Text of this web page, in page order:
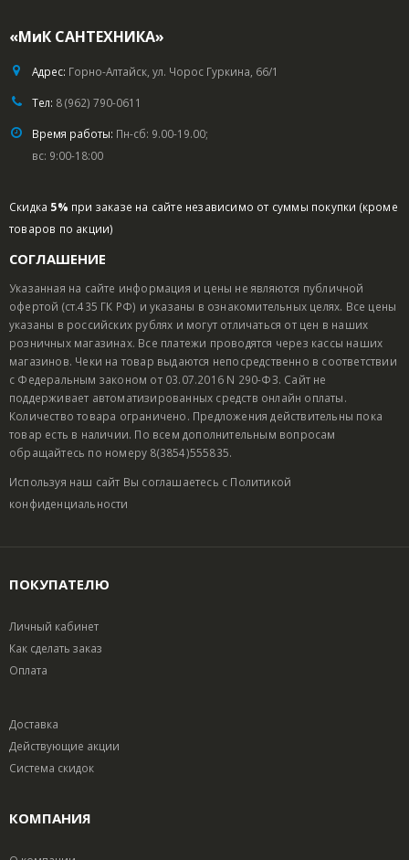
«МиК САНТЕХНИКА»
Адрес: Горно-Алтайск, ул. Чорос Гуркина, 66/1
Тел: 8 (962) 790-0611
Время работы: Пн-сб: 9.00-19.00;
вс: 9:00-18:00
Скидка 5% при заказе на сайте независимо от суммы покупки (кроме
товаров по акции)
СОГЛАШЕНИЕ
Указанная на сайте информация и цены не являются публичной
офертой (ст.435 ГК РФ) и указаны в ознакомительных целях. Все цены
указаны в российских рублях и могут отличаться от цен в наших
розничных магазинах. Все платежи проводятся через кассы наших
магазинов. Чеки на товар выдаются непосредственно в соответствии
с Федеральным законом от 03.07.2016 N 290-ФЗ. Сайт не
поддерживает автоматизированных средств онлайн оплаты.
Количество товара ограничено. Предложения действительны пока
товар есть в наличии. По всем дополнительным вопросам
обращайтесь по номеру 8(3854)555835.
Используя наш сайт Вы соглашаетесь с Политикой
конфиденциальности
ПОКУПАТЕЛЮ
Личный кабинет
Как сделать заказ
Оплата
Доставка
Действующие акции
Система скидок
КОМПАНИЯ